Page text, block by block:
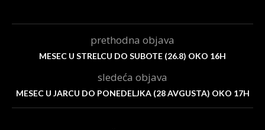
prethodna objava
MESEC U STRELCU DO SUBOTE (26.8) OKO 16H
sledeća objava
MESEC U JARCU DO PONEDELJKA (28 AVGUSTA) OKO 17H